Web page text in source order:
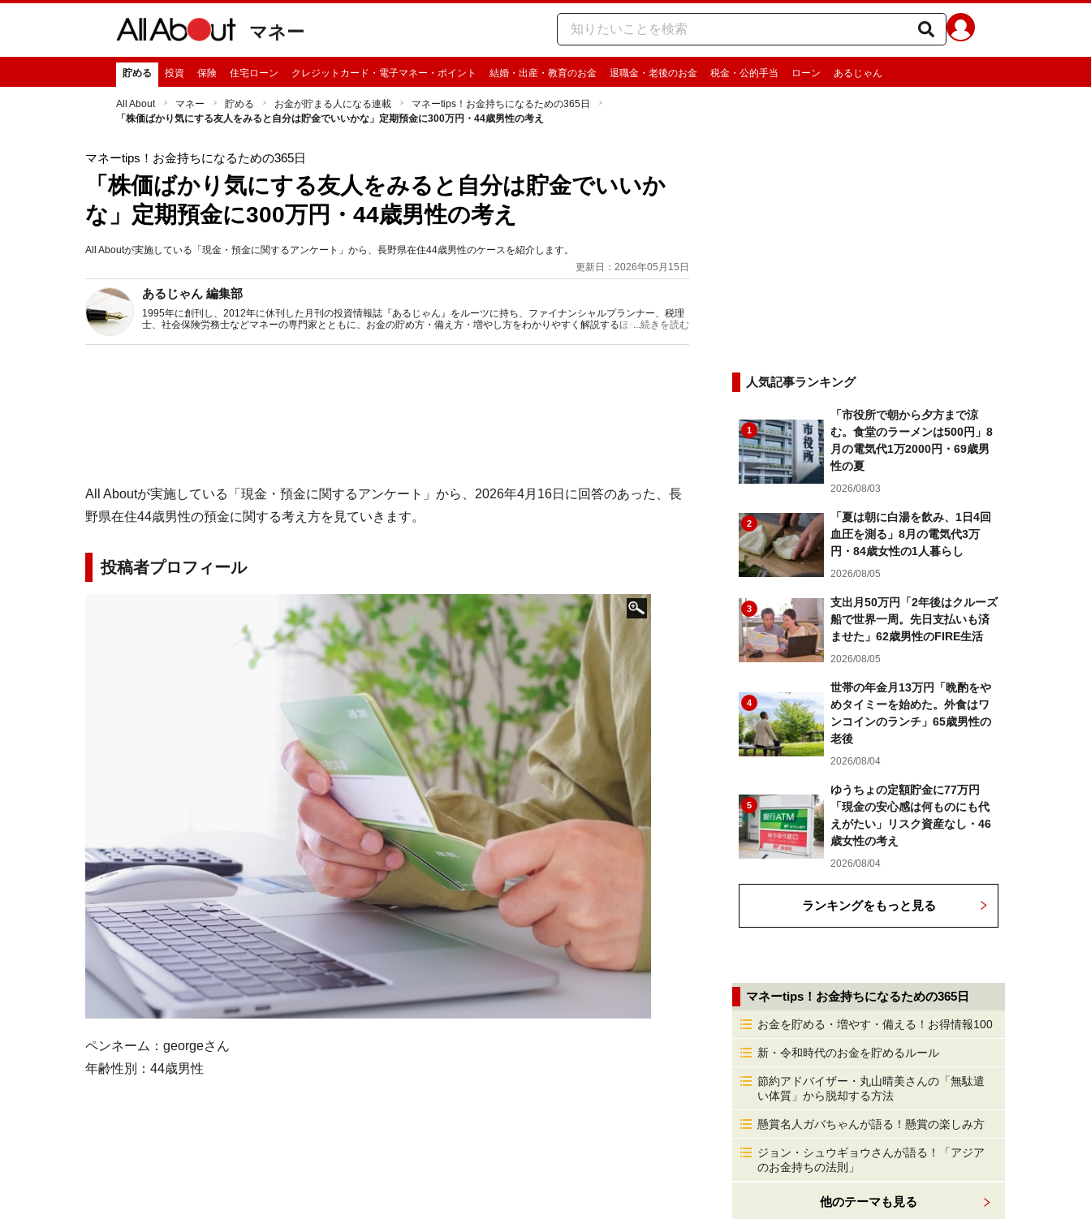
マネー
貯める 投資 保険 住宅ローン クレジットカード・電子マネー・ポイント 結婚・出産・教育のお金 退職金・老後のお金 税金・公的手当 ローン あるじゃん
All About マネー 貯める お金が貯まる人になる連載
マネーtips！お金持ちになるための365日
「株価ばかり気にする友人をみると自分は貯金でいいかな」定期預金に300万円・44歳男性の考え
マネーtips！お金持ちになるための365日
「株価ばかり気にする友人をみると自分は貯金でいいか
な」定期預金に300万円・44歳男性の考え
All Aboutが実施している「現金・預金に関するアンケート」から、長野県在住44歳男性のケースを紹介します。
更新日：2026年05月15日
あるじゃん 編集部
1995年に創刊し、2012年に休刊した月刊の投資情報誌『あるじゃん』をルーツに持ち、ファイナンシャルプランナー、税理
士、社会保険労務士などマネーの専門家とともに、お金の貯め方・備え方・増やし方をわかりやすく解説するほか、マネー最
...続きを読む
All Aboutが実施している「現金・預金に関するアンケート」から、2026年4月16日に回答のあった、長
野県在住44歳男性の預金に関する考え方を見ていきます。
投稿者プロフィール
ペンネーム：georgeさん
年齢性別：44歳男性
人気記事ランキング
1
「市役所で朝から夕方まで涼
む。食堂のラーメンは500円」8
月の電気代1万2000円・69歳男
性の夏
2026/08/03
2
「夏は朝に白湯を飲み、1日4回
血圧を測る」8月の電気代3万
円・84歳女性の1人暮らし
2026/08/05
3
支出月50万円「2年後はクルーズ
船で世界一周。先日支払いも済
ませた」62歳男性のFIRE生活
2026/08/05
4
世帯の年金月13万円「晩酌をや
めタイミーを始めた。外食はワ
ンコインのランチ」65歳男性の
老後
2026/08/04
5
ゆうちょの定額貯金に77万円
「現金の安心感は何ものにも代
えがたい」リスク資産なし・46
歳女性の考え
2026/08/04
ランキングをもっと見る
マネーtips！お金持ちになるための365日
お金を貯める・増やす・備える！お得情報100
新・令和時代のお金を貯めるルール
節約アドバイザー・丸山晴美さんの「無駄遣
い体質」から脱却する方法
懸賞名人ガバちゃんが語る！懸賞の楽しみ方
ジョン・シュウギョウさんが語る！「アジア
のお金持ちの法則」
他のテーマも見る